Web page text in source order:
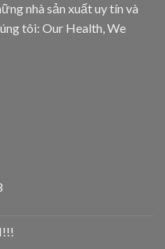
nhà sản xuất uy tín và
tôi: Our Health, We